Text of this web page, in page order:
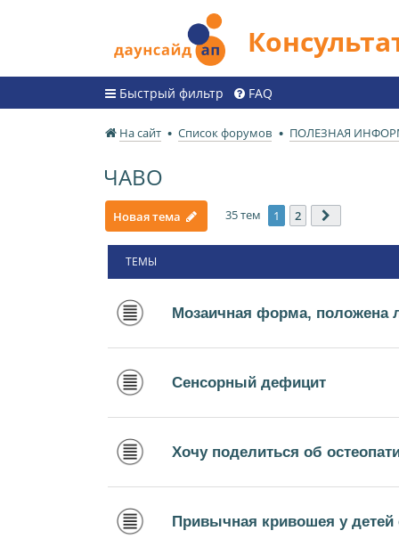
Быстрый фильтр FAQ
На сайт Список форумов ПОЛЕЗНАЯ
ЧАВО
Новая тема 35 тем 1 2
ТЕМЫ
Мозаичная форма, положена
Сенсорный дефицит
Хочу поделиться об
Привычная кривошея у